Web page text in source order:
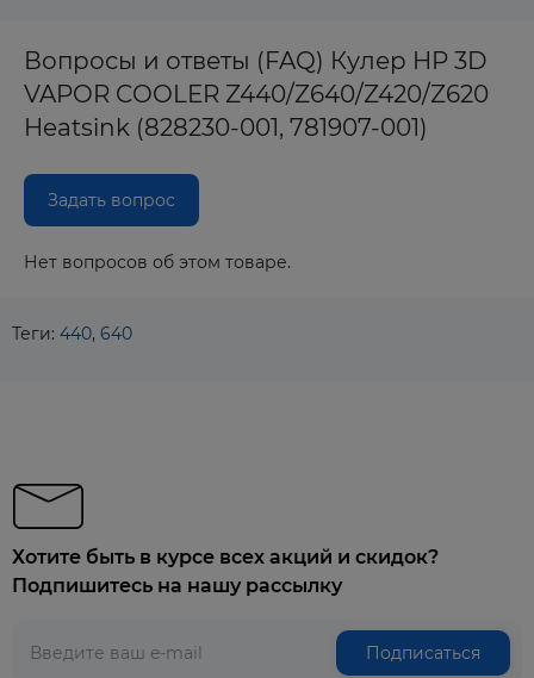
Вопросы и ответы (FAQ) Кулер HP 3D
VAPOR COOLER Z440/Z640/Z420/Z620
Heatsink (828230-001, 781907-001)
Задать вопрос
Нет вопросов об этом товаре.
Теги: 440, 640
Хотите быть в курсе всех акций и скидок?
Подпишитесь на нашу рассылку
Подписаться